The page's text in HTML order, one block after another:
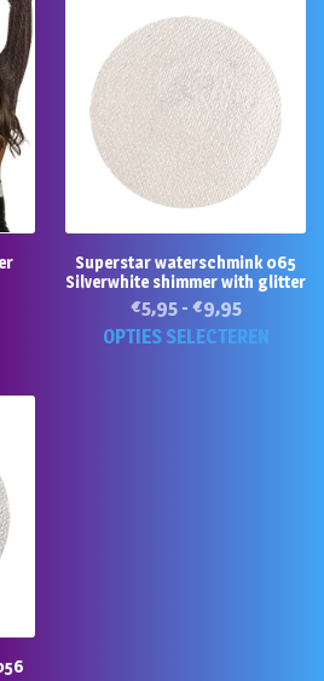
Superstar waterschmink 065
Silverwhite shimmer with glitter
€5,95 - €9,95
€5,95
OPTIES SELECTEREN